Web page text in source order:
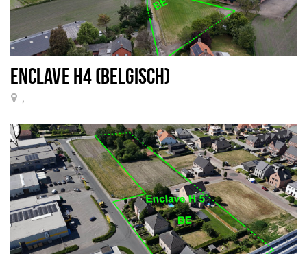
ENCLAVE H4 (BELGISCH)
,